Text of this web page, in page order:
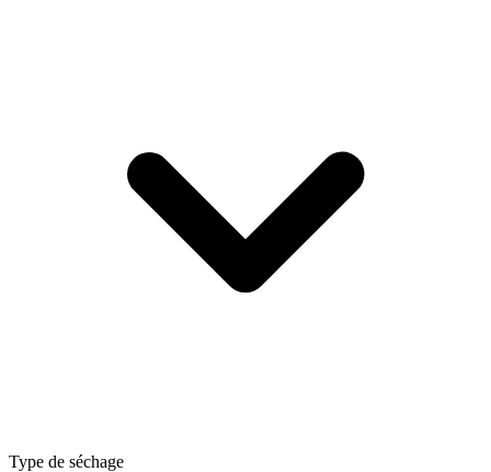
Type de séchage